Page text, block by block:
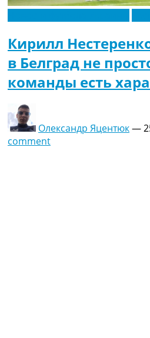
Кирилл
в Белград не
команды есть
Олександр Яцентюк—
comment